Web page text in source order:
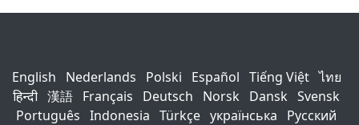
English Nederlands Polski Español Tiếng Việt ไทย
हिन्दी 漢語 Français Deutsch Norsk Dansk Svensk
Português Indonesia Türkçe українська
Русский